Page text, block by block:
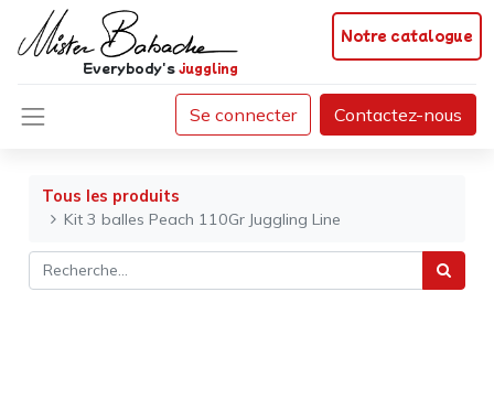
Notre catalogue
Everybody'sjuggling
Se connecter Contactez-nous
Tous les produits
Kit 3 balles Peach 110Gr Juggling Line